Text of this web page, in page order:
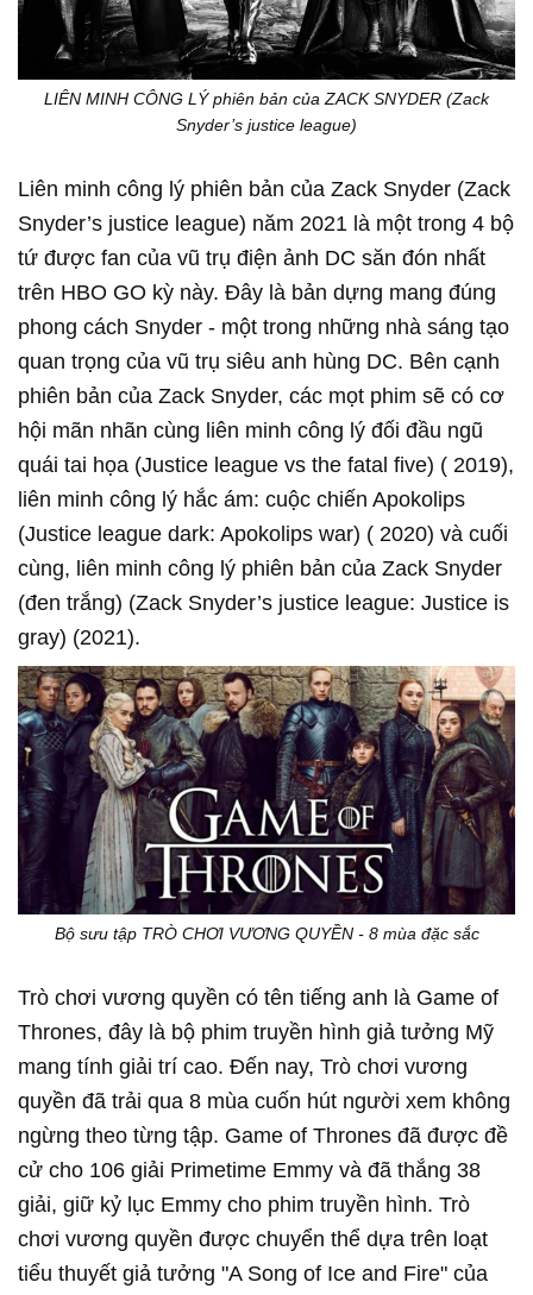
LIÊN MINH CÔNG LÝ phiên bản của ZACK SNYDER (Zack
Snyder’s justice league)
Liên minh công lý phiên bản của Zack Snyder (Zack
Snyder’s justice league) năm 2021 là một trong 4 bộ
tứ được fan của vũ trụ điện ảnh DC săn đón nhất
trên HBO GO kỳ này. Đây là bản dựng mang đúng
phong cách Snyder - một trong những nhà sáng tạo
quan trọng của vũ trụ siêu anh hùng DC. Bên cạnh
phiên bản của Zack Snyder, các mọt phim sẽ có cơ
hội mãn nhãn cùng liên minh công lý đối đầu ngũ
quái tai họa (Justice league vs the fatal five) ( 2019),
liên minh công lý hắc ám: cuộc chiến Apokolips
(Justice league dark: Apokolips war) ( 2020) và cuối
cùng, liên minh công lý phiên bản của Zack Snyder
(đen trắng) (Zack Snyder’s justice league: Justice is
gray) (2021).
Bộ sưu tập TRÒ CHƠI VƯƠNG QUYỀN - 8 mùa đặc sắc
Trò chơi vương quyền có tên tiếng anh là Game of
Thrones, đây là bộ phim truyền hình giả tưởng Mỹ
mang tính giải trí cao. Đến nay, Trò chơi vương
quyền đã trải qua 8 mùa cuốn hút người xem không
ngừng theo từng tập. Game of Thrones đã được đề
cử cho 106 giải Primetime Emmy và đã thắng 38
giải, giữ kỷ lục Emmy cho phim truyền hình. Trò
chơi vương quyền được chuyển thể dựa trên loạt
tiểu thuyết giả tưởng "A Song of Ice and Fire" của